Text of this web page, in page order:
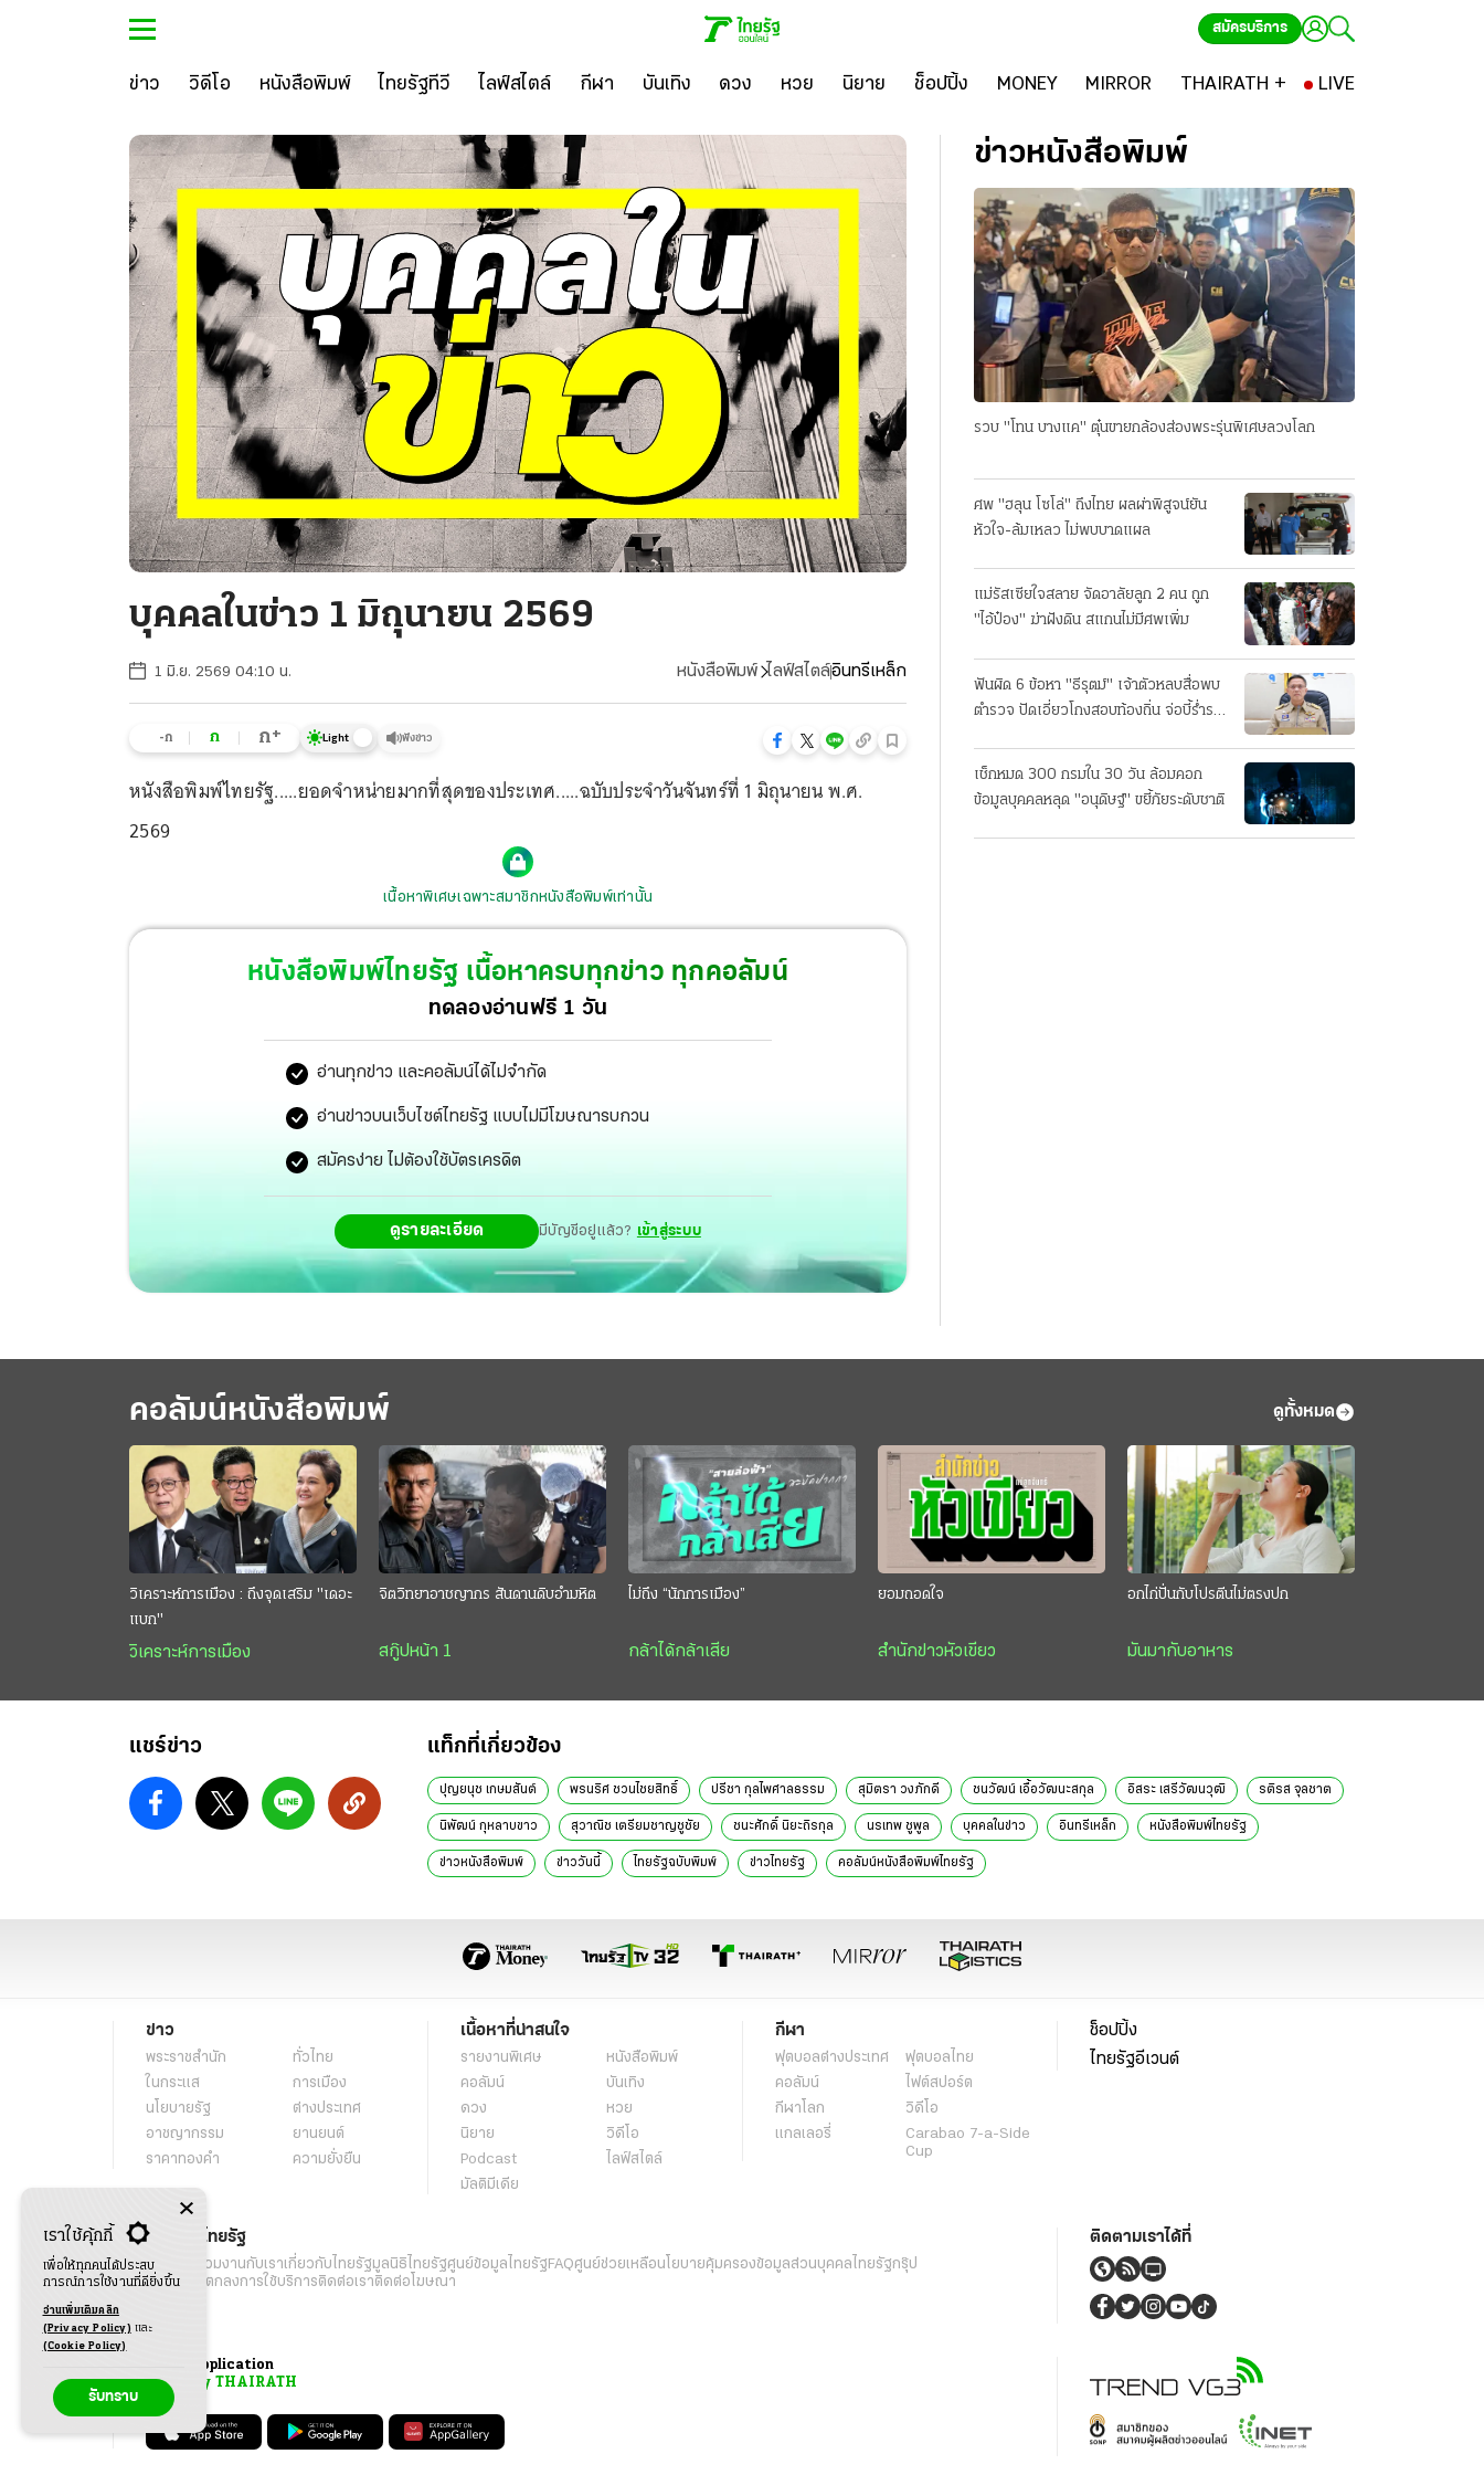
สมัครบริการ
ข่าว วิดีโอ หนังสือพิมพ์ ไทยรัฐทีวี ไลฟ์สไตล์ กีฬา บันเทิง ดวง หวย นิยาย ช็อปปิ้ง MONEY MIRROR THAIRATH + LIVE
บุคคลในข่าว 1 มิถุนายน 2569
1 มิ.ย. 2569 04:10 น. หนังสือพิมพ์ ไลฟ์สไตล์อินทรีเหล็ก
-ก ก ก+ Light ฟังข่าว
หนังสือพิมพ์ไทยรัฐ.....ยอดจำหน่ายมากที่สุดของประเทศ.....ฉบับประจำวันจันทร์ที่ 1 มิถุนายน พ.ศ.
2569
เนื้อหาพิเศษเฉพาะสมาชิกหนังสือพิมพ์เท่านั้น
หนังสือพิมพ์ไทยรัฐ เนื้อหาครบทุกข่าว ทุกคอลัมน์
ทดลองอ่านฟรี 1 วัน
อ่านทุกข่าว และคอลัมน์ได้ไม่จำกัด
อ่านข่าวบนเว็บไซต์ไทยรัฐ แบบไม่มีโฆษณารบกวน
สมัครง่าย ไม่ต้องใช้บัตรเครดิต
ดูรายละเอียด มีบัญชีอยู่แล้ว? เข้าสู่ระบบ
ข่าวหนังสือพิมพ์
รวบ "โทน บางแค" ตุ๋นขายกล้องส่องพระรุ่นพิเศษลวงโลก
ศพ "ฮลุน โซโล่" ถึงไทย ผลผ่าพิสูจน์ยัน
หัวใจ-ล้มเหลว ไม่พบบาดแผล
แม่รัสเซียใจสลาย จัดอาลัยลูก 2 คน ถูก
"ไอ้ป๋อง" ฆ่าฝังดิน สแกนไม่มีศพเพิ่ม
ฟันผิด 6 ข้อหา "ธีรุตม์" เจ้าตัวหลบสื่อพบ
ตำรวจ ปัดเอี่ยวโกงสอบท้องถิ่น จ่อบี้รํ่ารวย
เช็กหมด 300 กรมใน 30 วัน ล้อมคอก
ข้อมูลบุคคลหลุด "อนุดิษฐ์" ขยี้ภัยระดับชาติ
คอลัมน์หนังสือพิมพ์ ดูทั้งหมด
วิเคราะห์การเมือง : ถึงจุดเสริม "เดอะ
แบก"
วิเคราะห์การเมือง
จิตวิทยาอาชญากร สันดานดิบอำมหิต
สกู๊ปหน้า 1
ไม่ถึง “นักการเมือง”
กล้าได้กล้าเสีย
ยอมถอดใจ
สำนักข่าวหัวเขียว
อกไก่ปั่นกับโปรตีนไม่ตรงปก
มันมากับอาหาร
แชร์ข่าว แท็กที่เกี่ยวข้อง
ปุญยนุช เกษมสันต์ พรนริศ ชวนไชยสิทธิ์ ปรีชา กุลไพศาลธรรม สุมิตรา วงภักดี ชนวัฒน์ เอื้อวัฒนะสกุล อิสระ เสรีวัฒนวุฒิ รติรส จุลชาต
นิพัฒน์ กุหลาบขาว สุวาณิช เตรียมชาญชูชัย ชนะศักดิ์ นิยะถิรกุล นรเทพ ชูพูล บุคคลในข่าว อินทรีเหล็ก หนังสือพิมพ์ไทยรัฐ
ข่าวหนังสือพิมพ์ ข่าววันนี้ ไทยรัฐฉบับพิมพ์ ข่าวไทยรัฐ คอลัมน์หนังสือพิมพ์ไทยรัฐ
ข่าว
พระราชสำนัก
ทั่วไทย
ในกระแส
การเมือง
นโยบายรัฐ
ต่างประเทศ
อาชญากรรม
ยานยนต์
ราคาทองคำ
ความยั่งยืน
เนื้อหาที่น่าสนใจ
รายงานพิเศษ
หนังสือพิมพ์
คอลัมน์
บันเทิง
ดวง
หวย
นิยาย
วิดีโอ
Podcast
ไลฟ์สไตล์
มัลติมีเดีย
กีฬา
ฟุตบอลต่่างประเทศ
ฟุตบอลไทย
คอลัมน์
ไฟต์สปอร์ต
กีฬาโลก
วิดีโอ
แกลเลอรี่
Carabao 7-a-Side
Cup
ช็อปปิ้ง
ไทยรัฐอีเวนต์
เกี่ยวกับไทยรัฐ
กิจกรรม ร่วมงานกับเราเกี่ยวกับไทยรัฐมูลนิธิไทยรัฐศูนย์ข้อมูลไทยรัฐFAQศูนย์ช่วยเหลือนโยบายคุ้มครองข้อมูลส่วนบุคคลไทยรัฐกรุ๊ป
เงื่อนไขข้อตกลงการใช้บริการติดต่อเราติดต่อโฆษณา
ติดตามเราได้ที่
Application
My THAIRATH
เราใช้คุ้กกี้
เพื่อให้ทุกคนได้ประสบ
การณ์การใช้งานที่ดียิ่งขึ้น
อ่านเพิ่มเติมคลิก
(Privacy Policy) และ
(Cookie Policy)
รับทราบ